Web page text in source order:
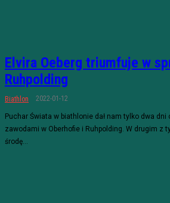
Elvira Oeberg triumfuje w
Ruhpolding
Biathlon 2022-01-12
Puchar Świata w biathlonie dał nam tylko dwa
zawodami w Oberhofie i Ruhpolding. W drugim z
środę...